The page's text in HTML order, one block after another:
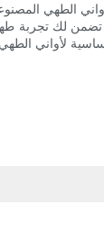
الطهي
تضمن لك تجربة